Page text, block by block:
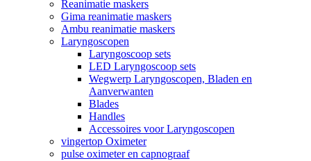
Reanimatie maskers
Gima reanimatie maskers
Ambu reanimatie maskers
Laryngoscopen
Laryngoscoop sets
LED Laryngoscoop sets
Wegwerp Laryngoscopen, Bladen en
Aanverwanten
Blades
Handles
Accessoires voor Laryngoscopen
vingertop Oximeter
pulse oximeter en capnograaf